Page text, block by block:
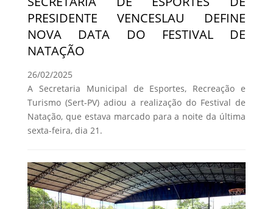
PRESIDENTE VENCESLAU DEFINE
NOVA DATA DO FESTIVAL DE
NATAÇÃO
26/02/2025
A Secretaria Municipal de Esportes, Recreação e
Turismo (Sert-PV) adiou a realização do Festival de
Natação, que estava marcado para a noite da última
sexta-feira, dia 21.